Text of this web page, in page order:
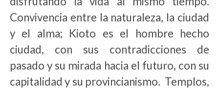
Convivencia entre la naturaleza, la ciudad
y el alma; Kioto es el hombre hecho
ciudad, con sus contradicciones de
pasado y su mirada hacia el futuro, con su
capitalidad y su provincianismo. Templos,